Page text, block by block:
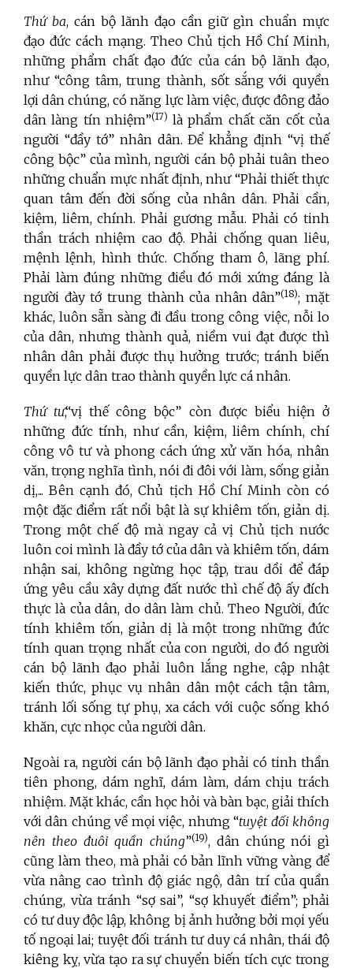
Thứ ba, cán bộ lãnh đạo cần giữ gìn chuẩn mực
đạo đức cách mạng. Theo Chủ tịch Hồ Chí Minh,
những phẩm chất đạo đức của cán bộ lãnh đạo,
như “công tâm, trung thành, sốt sắng với quyền
lợi dân chúng, có năng lực làm việc, được đông đảo
dân làng tín nhiệm”(17) là phẩm chất căn cốt của
người “đầy tớ” nhân dân. Để khẳng định “vị thế
công bộc” của mình, người cán bộ phải tuân theo
những chuẩn mực nhất định, như “Phải thiết thực
quan tâm đến đời sống của nhân dân. Phải cần,
kiệm, liêm, chính. Phải gương mẫu. Phải có tinh
thần trách nhiệm cao độ. Phải chống quan liêu,
mệnh lệnh, hình thức. Chống tham ô, lãng phí.
Phải làm đúng những điều đó mới xứng đáng là
người đày tớ trung thành của nhân dân”(18); mặt
khác, luôn sẵn sàng đi đầu trong công việc, nỗi lo
của dân, nhưng thành quả, niềm vui đạt được thì
nhân dân phải được thụ hưởng trước; tránh biến
quyền lực dân trao thành quyền lực cá nhân.
Thứ tư,“vị thế công bộc” còn được biểu hiện ở
những đức tính, như cần, kiệm, liêm chính, chí
công vô tư và phong cách ứng xử văn hóa, nhân
văn, trọng nghĩa tình, nói đi đôi với làm, sống giản
dị,... Bên cạnh đó, Chủ tịch Hồ Chí Minh còn có
một đặc điểm rất nổi bật là sự khiêm tốn, giản dị.
Trong một chế độ mà ngay cả vị Chủ tịch nước
luôn coi mình là đầy tớ của dân và khiêm tốn, dám
nhận sai, không ngừng học tập, trau dồi để đáp
ứng yêu cầu xây dựng đất nước thì chế độ ấy đích
thực là của dân, do dân làm chủ. Theo Người, đức
tính khiêm tốn, giản dị là một trong những đức
tính quan trọng nhất của con người, do đó người
cán bộ lãnh đạo phải luôn lắng nghe, cập nhật
kiến thức, phục vụ nhân dân một cách tận tâm,
tránh lối sống tự phụ, xa cách với cuộc sống khó
khăn, cực nhọc của người dân.
Ngoài ra, người cán bộ lãnh đạo phải có tinh thần
tiên phong, dám nghĩ, dám làm, dám chịu trách
nhiệm. Mặt khác, cần học hỏi và bàn bạc, giải thích
với dân chúng về mọi việc, nhưng “tuyệt đối không
nên theo đuôi quần chúng”(19), dân chúng nói gì
cũng làm theo, mà phải có bản lĩnh vững vàng để
vừa nâng cao trình độ giác ngộ, dân trí của quần
chúng, vừa tránh “sợ sai”, “sợ khuyết điểm”; phải
có tư duy độc lập, không bị ảnh hưởng bởi mọi yếu
tố ngoại lai; tuyệt đối tránh tư duy cá nhân, thái độ
kiêng kỵ, vừa tạo ra sự chuyển biến tích cực trong